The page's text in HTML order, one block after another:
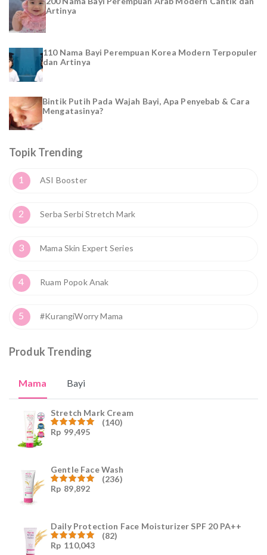
Artinya
110 Nama Bayi Perempuan Korea Modern Terpopuler
dan Artinya
Bintik Putih Pada Wajah Bayi, Apa Penyebab & Cara
Mengatasinya?
Topik Trending
1 ASI Booster
2 Serba Serbi Stretch Mark
3 Mama Skin Expert Series
4 Ruam Popok Anak
5 #KurangiWorry Mama
Produk Trending
Mama Bayi
Stretch Mark Cream
Dinilai
(140)
Rp 99,495
Gentle Face Wash
Dinilai
(236)
Rp 89,892
Daily Protection Face Moisturizer SPF 20 PA++
Dinilai
(82)
Rp 110,043